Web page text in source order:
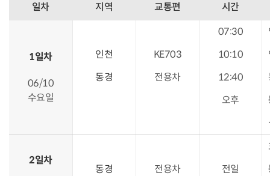
일차 지역 교통편 시간
1일차
06/10
수요일
07:30
인천
KE703 10:10
동경
전용차 12:40
오후
2일차
동경
전용차 전일